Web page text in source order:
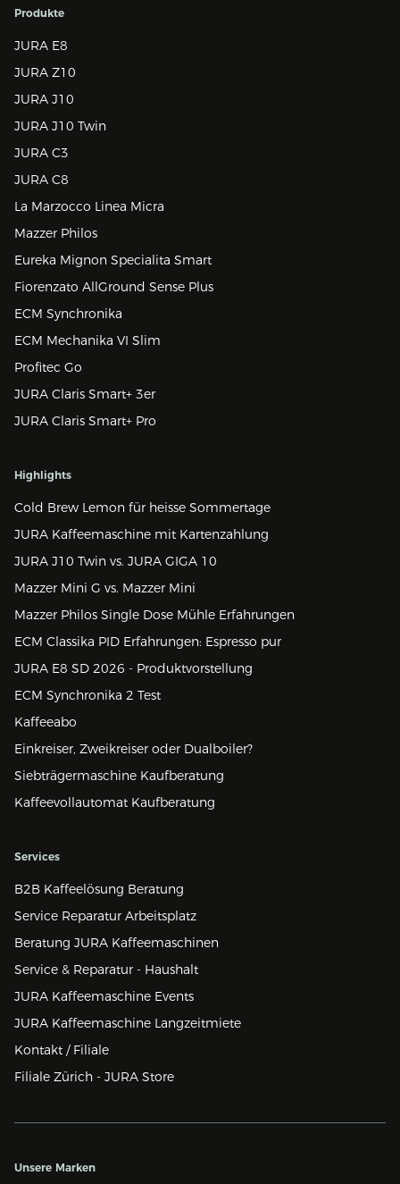
Produkte
JURA E8
JURA Z10
JURA J10
JURA J10 Twin
JURA C3
JURA C8
La Marzocco Linea Micra
Mazzer Philos
Eureka Mignon Specialita Smart
Fiorenzato AllGround Sense Plus
ECM Synchronika
ECM Mechanika VI Slim
Profitec Go
JURA Claris Smart+ 3er
JURA Claris Smart+ Pro
Highlights
Cold Brew Lemon für heisse Sommertage
JURA Kaffeemaschine mit Kartenzahlung
JURA J10 Twin vs. JURA GIGA 10
Mazzer Mini G vs. Mazzer Mini
Mazzer Philos Single Dose Mühle Erfahrungen
ECM Classika PID Erfahrungen: Espresso pur
JURA E8 SD 2026 - Produktvorstellung
ECM Synchronika 2 Test
Kaffeeabo
Einkreiser, Zweikreiser oder Dualboiler?
Siebträgermaschine Kaufberatung
Kaffeevollautomat Kaufberatung
Services
B2B Kaffeelösung Beratung
Service Reparatur Arbeitsplatz
Beratung JURA Kaffeemaschinen
Service & Reparatur - Haushalt
JURA Kaffeemaschine Events
JURA Kaffeemaschine Langzeitmiete
Kontakt / Filiale
Filiale Zürich - JURA Store
Unsere Marken